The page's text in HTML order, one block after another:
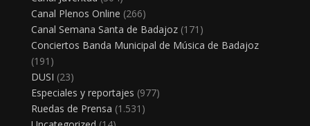
Canal Plenos Online (266)
Canal Semana Santa de Badajoz(171)
Conciertos Banda Municipal de Música de Badajoz
(191)
DUSI (23)
Especiales y reportajes (977)
Ruedas de Prensa (1.531)